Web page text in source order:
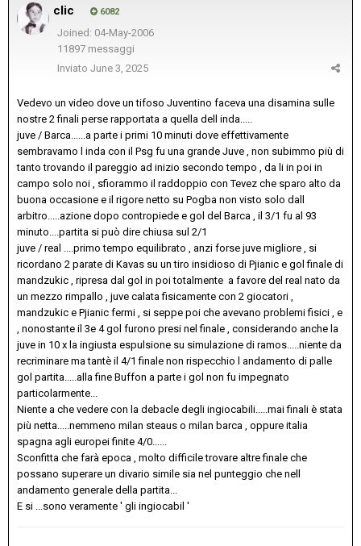
clic 6082
Joined: 04-May-2006
11897 messaggi
Inviato June 3, 2025
Vedevo un video dove un tifoso Juventino faceva una disamina sulle
nostre 2 finali perse rapportata a quella dell inda.....
juve / Barca......a parte i primi 10 minuti dove effettivamente
sembravamo l inda con il Psg fu una grande Juve , non subimmo più di
tanto trovando il pareggio ad inizio secondo tempo , da li in poi in
campo solo noi , sfiorammo il raddoppio con Tevez che sparo alto da
buona occasione e il rigore netto su Pogba non visto solo dall
arbitro.....azione dopo contropiede e gol del Barca , il 3/1 fu al 93
minuto....partita si può dire chiusa sul 2/1
juve / real ....primo tempo equilibrato , anzi forse juve migliore , si
ricordano 2 parate di Kavas su un tiro insidioso di Pjianic e gol finale di
mandzukic , ripresa dal gol in poi totalmente a favore del real nato da
un mezzo rimpallo , juve calata fisicamente con 2 giocatori ,
mandzukic e Pjianic fermi , si seppe poi che avevano problemi fisici , e
, nonostante il 3e 4 gol furono presi nel finale , considerando anche la
juve in 10 x la ingiusta espulsione su simulazione di ramos.....niente da
recriminare ma tantè il 4/1 finale non rispecchio l andamento di palle
gol partita.....alla fine Buffon a parte i gol non fu impegnato
particolarmente...
Niente a che vedere con la debacle degli ingiocabili.....mai finali è stata
più netta.....nemmeno milan steaus o milan barca , oppure italia
spagna agli europei finite 4/0......
Sconfitta che farà epoca , molto difficile trovare altre finale che
possano superare un divario simile sia nel punteggio che nell
andamento generale della partita...
E si ...sono veramente ' gli ingiocabil '